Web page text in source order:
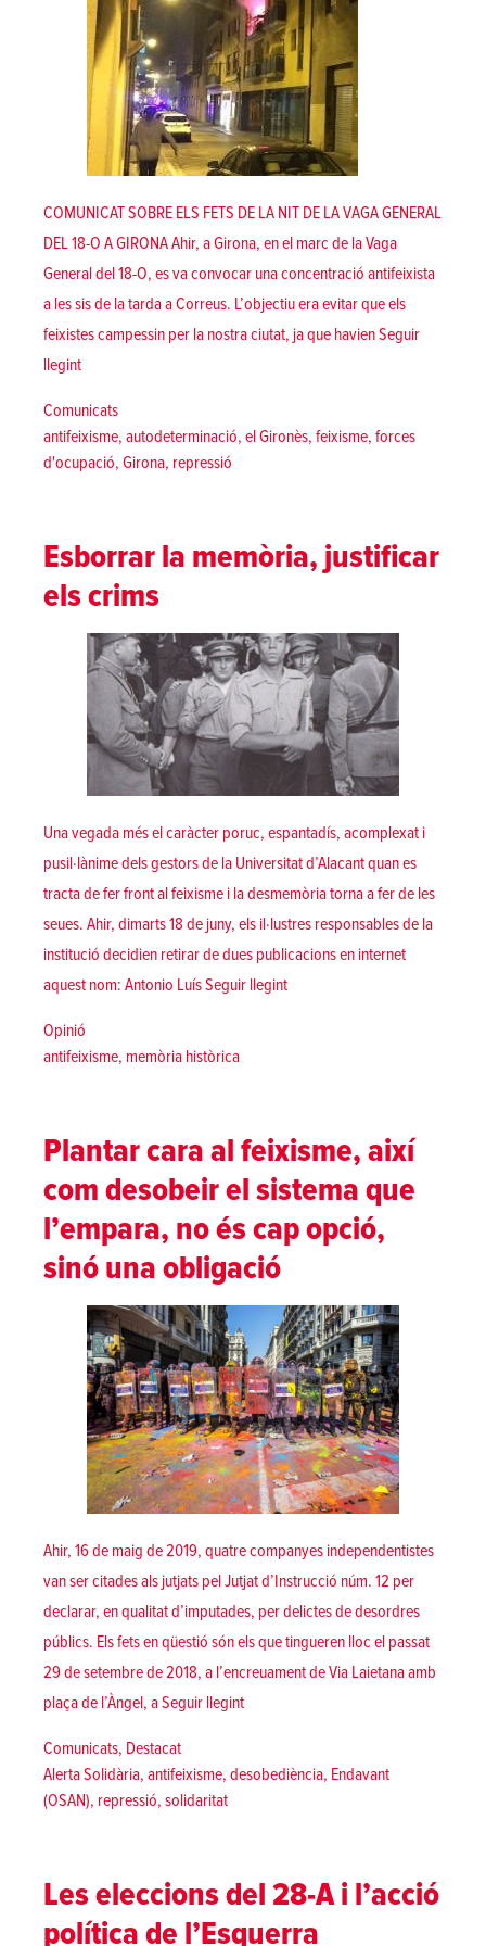
COMUNICAT SOBRE ELS FETS DE LA NIT DE LA VAGA GENERAL
DEL 18-O A GIRONA Ahir, a Girona, en el marc de la Vaga
General del 18-O, es va convocar una concentració antifeixista
a les sis de la tarda a Correus. L’objectiu era evitar que els
feixistes campessin per la nostra ciutat, ja que havienSeguir
llegint«Comunicat sobre els fets de la nit de la vaga general el 18-O a
Posted in
Comunicats
Tags:
antifeixisme, autodeterminació, el Gironès, feixisme, forces
d'ocupació, Girona, repressió
Esborrar la memòria, justificar
els crims
Una vegada més el caràcter poruc, espantadís, acomplexat i
pusil·lànime dels gestors de la Universitat d’Alacant quan es
tracta de fer front al feixisme i la desmemòria torna a fer de les
seues. Ahir, dimarts 18 de juny, els il·lustres responsables de la
institució decidien retirar de dues publicacions en internet
aquest nom: Antonio LuísSeguir llegint«Esborrar la memòria, justificar
Posted in
Opinió
Tags:
antifeixisme, memòria històrica
Plantar cara al feixisme, així
com desobeir el sistema que
l’empara, no és cap opció,
sinó una obligació
Ahir, 16 de maig de 2019, quatre companyes independentistes
van ser citades als jutjats pel Jutjat d’Instrucció núm. 12 per
declarar, en qualitat d’imputades, per delictes de desordres
públics. Els fets en qüestió són els que tingueren lloc el passat
29 de setembre de 2018, a l’encreuament de Via Laietana amb
plaça de l’Àngel, aSeguir llegint«Plantar cara al feixisme, així com
Posted in
Comunicats, Destacat
Tags:
Alerta Solidària, antifeixisme, desobediència, Endavant
(OSAN), repressió, solidaritat
Les eleccions del 28-A i l’acció
política de l’Esquerra